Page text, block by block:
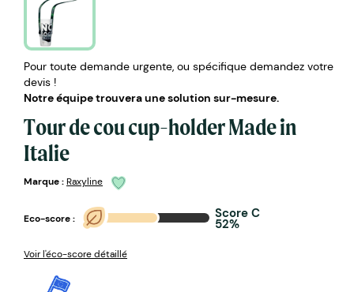
Pour toute demande urgente, ou spécifique demandez votre
devis !
Notre équipe trouvera une solution sur-mesure.
Tour de cou cup-holder Made in
Italie
Marque :Raxyline
Eco-score : Score C
52%
Voir l'éco-score détaillé